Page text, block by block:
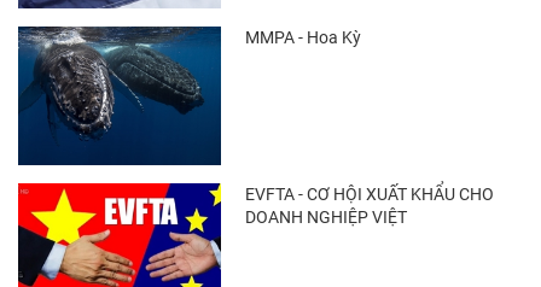
Điểm tin thủy sản thế giới ngày 3/8/2026
MMPA - Hoa Kỳ
EVFTA - CƠ HỘI XUẤT KHẨU CHO
DOANH NGHIỆP VIỆT